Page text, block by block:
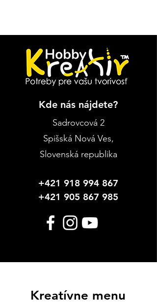
Kde nás nájdete?
Sadrovcová 2
Spišská Nová Ves,
Slovenská republika
+421 918 994 867
+421 905 867 985
Kreatívne menu